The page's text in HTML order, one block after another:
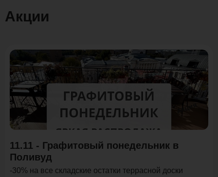
Акции
Акция
11.11 - Графитовый понедельник в
Поливуд
-30% на все складские остатки террасной доски